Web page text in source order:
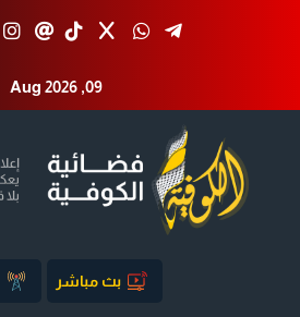
Aug 2026 ,09
بث مباشر